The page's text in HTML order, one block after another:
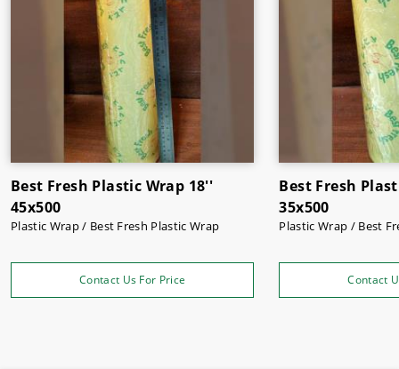
ekspresso,mesin teh , dll.
Beli kebutuhan café dan restoran jadi lebih mudah, aman
dan nyaman hanya di Supermarket
Sukses Jaya Malang.
Best Fresh Plastic Wrap 18''
45x500
Plastic Wrap / Best Fresh Plastic Wrap
Contact Us For Price
Best Fresh
35x500
Plastic Wrap /
Contact